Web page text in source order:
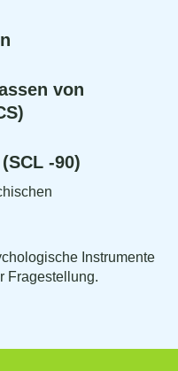
von
-90)
Instrumente
Fragestellung.